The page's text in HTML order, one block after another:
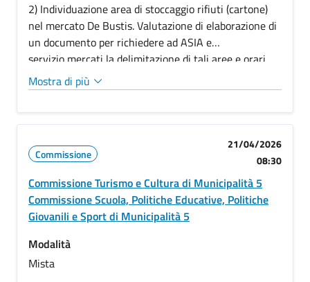
2) Individuazione area di stoccaggio rifiuti (cartone)
nel mercato De Bustis. Valutazione di elaborazione di
un documento per richiedere ad ASIA e
servizio mercati la delimitazione di tali aree e orari
per il prelievo dei detti rifiuti. (commissione convocata
ai sensi dell’art. 65 del regolamento delle municipalità
come da invio del verbale della conferenza dei
presidenti con PG/2026/330834 del 17/03/2026) 3)
Varie ed eventuali
Mostra di più
Commissione
21/04/2026
08:30
Commissione Turismo e Cultura di Municipalità 5
Commissione Scuola, Politiche Educative, Politiche
Giovanili e Sport di Municipalità 5
Modalità
Mista